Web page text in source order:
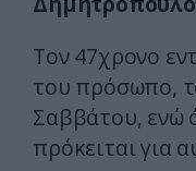
Τον 47χρονο
του πρόσωπο,
Σαββάτου, ενώ
πρόκειται για